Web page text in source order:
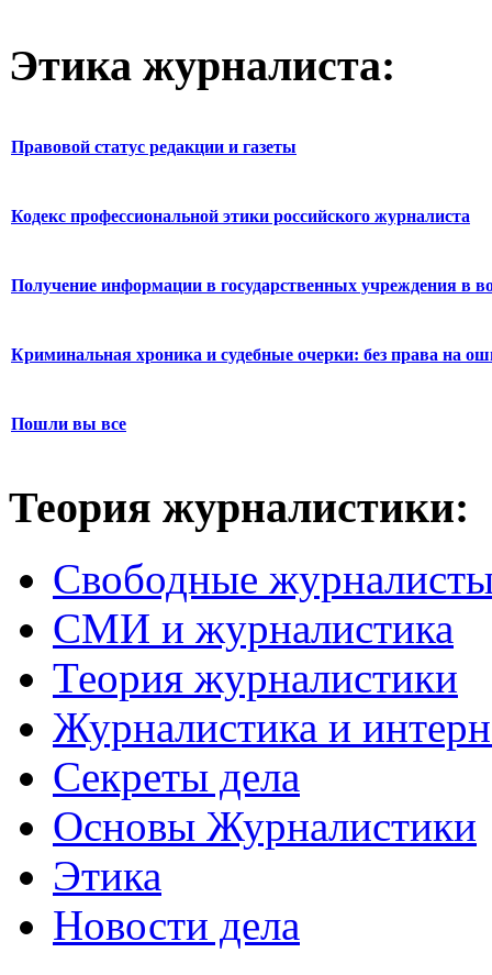
Этика журналиста:
Правовой статус редакции и газеты
Кодекс профессиональной этики российского журналиста
Получение информации в государственных учреждения в
Криминальная хроника и судебные очерки: без права на
Пошли вы все
Теория журналистики:
Свободные
СМИ и журналистика
Теория журналистики
Журналистика и
Секреты дела
Основы Журналистики
Этика
Новости дела